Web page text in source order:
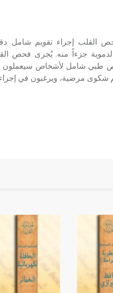
الإنكليزية أب
القلب إجراء تقويم شامل
الدموية جزءاً منه. يُجرى فحص
طبي شامل لأشخاص سيعملون
شكوى مرضية، ويرغبون في